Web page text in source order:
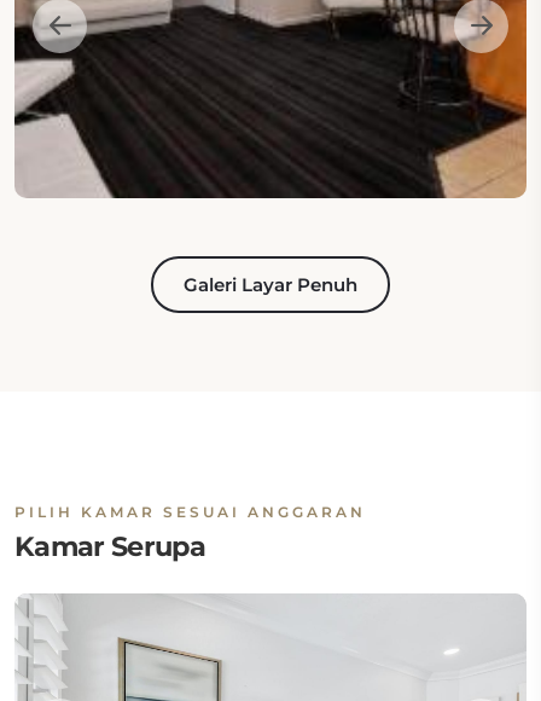
Galeri Layar Penuh
PILIH KAMAR SESUAI ANGGARAN
Kamar Serupa